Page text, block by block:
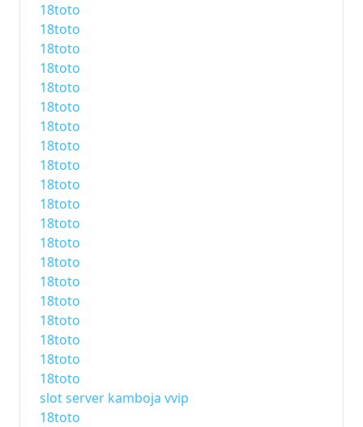
18toto
18toto
18toto
18toto
18toto
18toto
18toto
18toto
18toto
18toto
18toto
18toto
18toto
18toto
18toto
18toto
18toto
18toto
18toto
18toto
slot server kamboja vvip
18toto